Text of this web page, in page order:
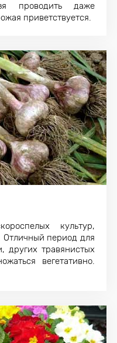
проводить даже
приветствуется.
культур,
Отличный период для
других травянистых
вегетативно.